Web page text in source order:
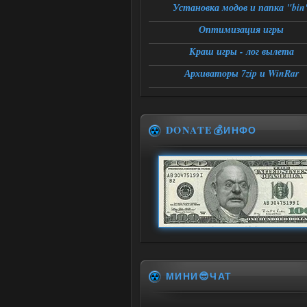
Установка модов и папка
Оптимизация игры
Краш игры - лог вылета
Архиваторы 7zip и WinRar
DONATE💰ИНФО
МИНИ😎ЧАТ